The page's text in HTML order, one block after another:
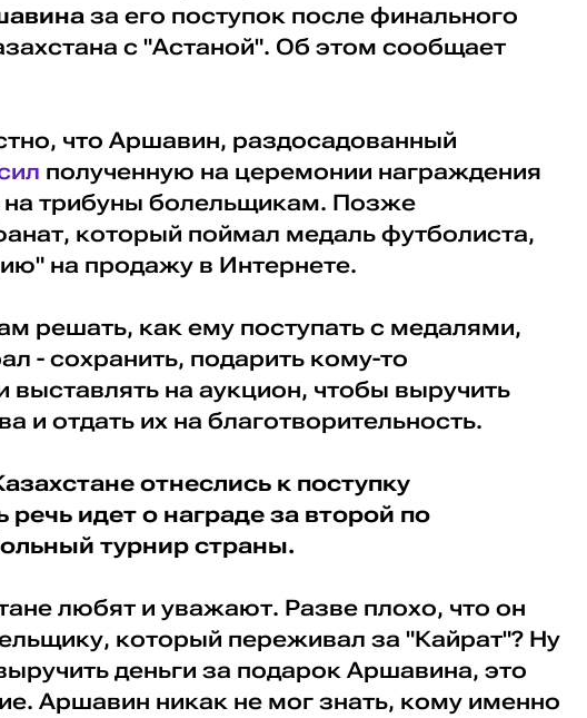
за его поступок после финального
с "Астаной". Об этом сообщает
что Аршавин, раздосадованный
полученную на церемонии награждения
трибуны болельщикам. Позже
который поймал медаль футболиста,
на продажу в Интернете.
решать, как ему поступать с медалями,
- сохранить, подарить кому-то
выставлять на аукцион, чтобы выручить
и отдать их на благотворительность.
отнеслись к поступку
речь идет о награде за второй по
турнир страны.
любят и уважают. Разве плохо, что он
который переживал за "Кайрат"? Ну
деньги за подарок Аршавина, это
Аршавин никак не мог знать, кому именно